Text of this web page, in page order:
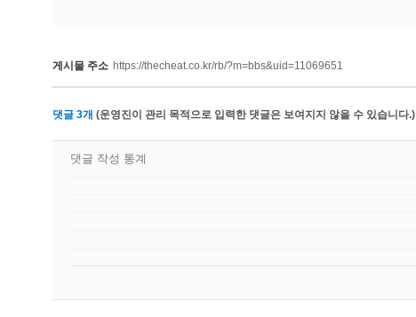
게시물 주소 https://thecheat.co.kr/rb/?m=bbs&uid=11069651
댓글 3개 (운영진이 관리 목적으로 입력한 댓글은 보여지지 않을 수 있습니다.)
댓글 작성 통계